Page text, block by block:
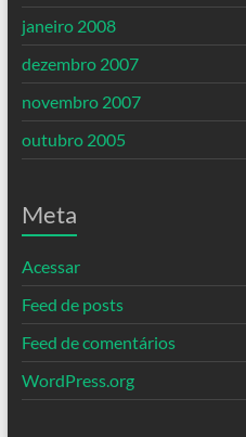
janeiro 2008
dezembro 2007
novembro 2007
outubro 2005
Meta
Acessar
Feed de posts
Feed de comentários
WordPress.org